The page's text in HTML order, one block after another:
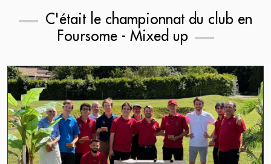
C'était le championnat du club en
Foursome - Mixed up